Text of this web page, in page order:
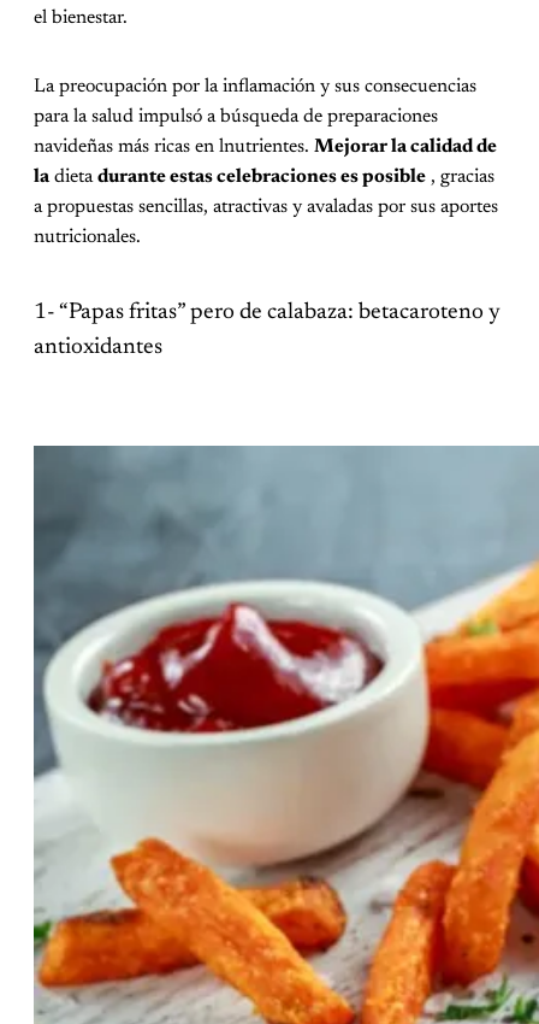
el bienestar.
La preocupación por la inflamación y sus consecuencias
para la salud impulsó a búsqueda de preparaciones
navideñas más ricas en lnutrientes. Mejorar la calidad de
la dietadurante estas celebraciones es posible , gracias
a propuestas sencillas, atractivas y avaladas por sus aportes
nutricionales.
1- “Papas fritas” pero de calabaza: betacaroteno y
antioxidantes